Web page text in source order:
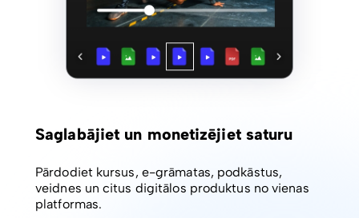
Saglabājiet un monetizējiet saturu
Pārdodiet kursus, e-grāmatas, podkāstus,
veidnes un citus digitālos produktus no vienas
platformas.